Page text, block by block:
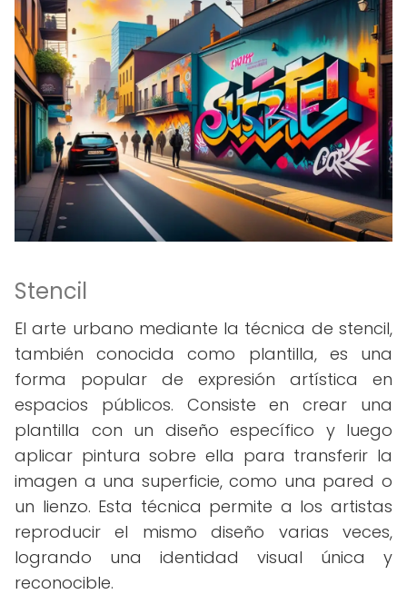
Stencil
El arte urbano mediante la técnica de stencil,
también conocida como plantilla, es una
forma popular de expresión artística en
espacios públicos. Consiste en crear una
plantilla con un diseño específico y luego
aplicar pintura sobre ella para transferir la
imagen a una superficie, como una pared o
un lienzo. Esta técnica permite a los artistas
reproducir el mismo diseño varias veces,
logrando una identidad visual única y
reconocible.